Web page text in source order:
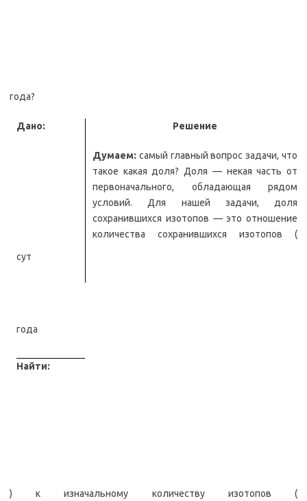
года?
Дано:
сут
года
Найти:
Решение
Думаем: самый главный вопрос задачи, что
такое какая доля? Доля — некая часть от
первоначального, обладающая рядом
условий. Для нашей задачи, доля
сохранившихся изотопов — это отношение
количества сохранившихся изотопов (
) к изначальному количеству изотопов (